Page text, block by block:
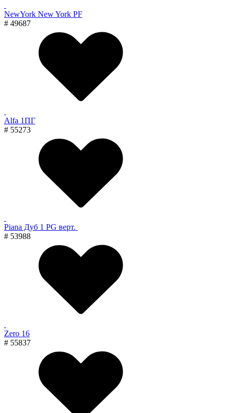
NewYork New York PF
# 49687
Alfa 1ПГ
# 55273
Piana Дуб 1 PG верт.
# 53988
Zero 16
# 55837